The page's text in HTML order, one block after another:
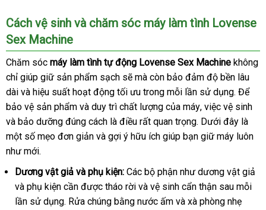
sử
Cách vệ sinh Nhật
và chăm sóc máy làm tình Lovense
Sex Machine
Chăm sóc máy làm tình tự động Lovense Sex Machine không
chỉ giúp giữ sản phẩm sạch hướng
dẫn
sẽ thảo
luận
mà còn bảo đảm độ bền lâu
dài hàng
giả
và hiệu suất hoạt động tối ưu trong mỗi lần sử dụngtham
khảo
. Để
bảo vệ sản phẩm thương
hiệu
và duy trì chất lượng dịch
vụ
của máyPháp
, việc vệ sinh
và bảo dưỡng đúng cách là điều an
toàn
rất quan trọngkhuyến
mãi
. Dưới đây là
một số mẹo đơn giản facebook
và gợi ý hữu ích giúp bạn giữ máy luôn
như mớiLazada
.
Dương vật giả tận
nơi
và phụ kiện: Các bộ phận như dương vật giả
và phụ kiện cần báo
giá
được tháo rời Mỹ
và vệ sinh cẩn thận sau mỗi
lần sử dụngđặt
. Rửa chúng bằng nước ấm cao
và xà phòng nhẹ